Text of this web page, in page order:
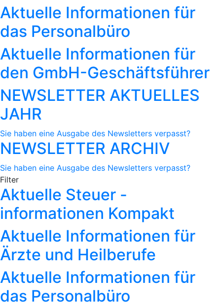
Aktuelle Informationen für
das Personalbüro
Aktuelle Informationen für
den GmbH-Geschäftsführer
NEWSLETTER AKTUELLES
JAHR
Sie haben eine Ausgabe des Newsletters verpasst?
NEWSLETTER ARCHIV
Sie haben eine Ausgabe des Newsletters verpasst?
Filter
Aktuelle Steuer -
informationen Kompakt
Aktuelle Informationen für
Ärzte und Heilberufe
Aktuelle Informationen für
das Personalbüro